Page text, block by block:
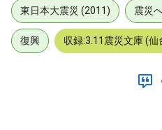
東日本大震災 (2011) 震災
復興 収録:3.11震災文庫 (